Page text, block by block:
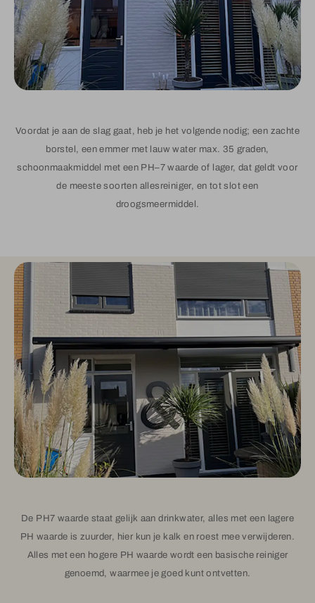
Voordat je aan de slag gaat, heb je het volgende nodig; een zachte
borstel, een emmer met lauw water max. 35 graden,
schoonmaakmiddel met een PH–7 waarde of lager, dat geldt voor
de meeste soorten allesreiniger, en tot slot een
droogsmeermiddel.
De PH7 waarde staat gelijk aan drinkwater, alles met een lagere
PH waarde is zuurder, hier kun je kalk en roest mee verwijderen.
Alles met een hogere PH waarde wordt een basische reiniger
genoemd, waarmee je goed kunt ontvetten.